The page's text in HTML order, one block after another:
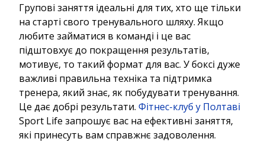
Групові заняття ідеальні для тих, хто ще тільки
на старті свого тренувального шляху. Якщо
любите займатися в команді і це вас
підштовхує до покращення результатів,
мотивує, то такий формат для вас. У боксі дуже
важливі правильна техніка та підтримка
тренера, який знає, як побудувати тренування.
Це дає добрі результати. Фітнес-клуб у Полтаві
Sport Life запрошує вас на ефективні заняття,
які принесуть вам справжнє задоволення.